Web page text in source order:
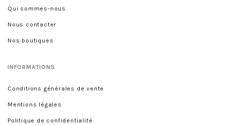
Qui sommes-nous
Nous contacter
Nos boutiques
INFORMATIONS
Conditions générales de vente
Mentions légales
Politique de confidentialité